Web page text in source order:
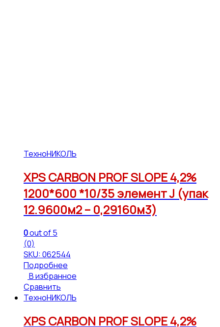
ТехноНИКОЛЬ
XPS CARBON PROF SLOPE 4,2%
1200*600 *10/35 элемент J (упак
12.9600м2 – 0,29160м3)
0out of 5
(0)
SKU: 062544
Подробнее
В избранное
Сравнить
ТехноНИКОЛЬ
XPS CARBON PROF SLOPE 4,2%